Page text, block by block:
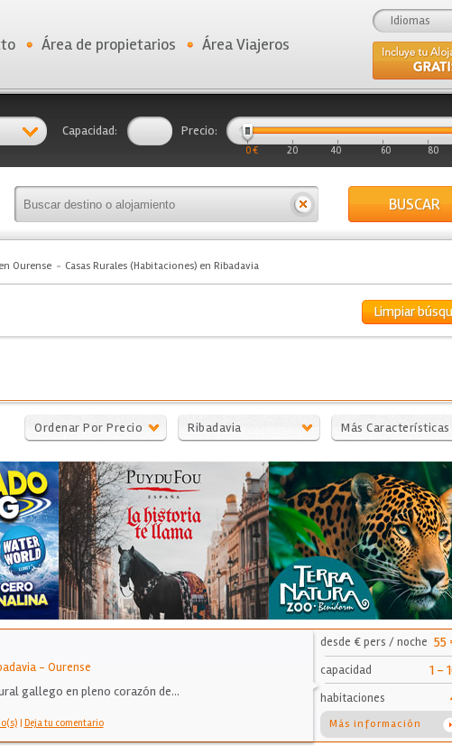
Idiomas
Área de propietarios Área Viajeros
Capacidad: Precio:
0 € 20 40 60 80
BUSCAR
Ourense Casas Rurales (Habitaciones) en Ribadavia
Limpiar
Ordenar Por Precio Ribadavia Más Características
- Ourense
gallego en pleno corazón de…
| Deja tu comentario
desde € pers / noche 55
capacidad 1 -
habitaciones
Más información